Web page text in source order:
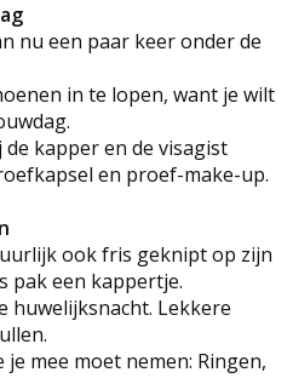
nu een paar keer onder de
in te lopen, want je wilt
kapper en de visagist
en proef-make-up.
ook fris geknipt op zijn
pak een kappertje.
huwelijksnacht. Lekkere
mee moet nemen: Ringen,